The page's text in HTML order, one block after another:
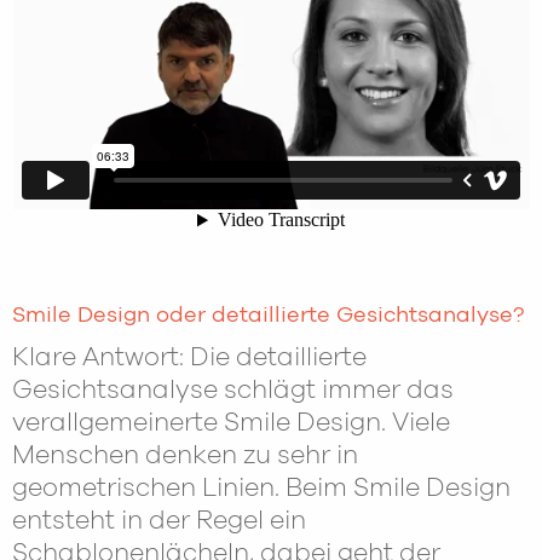
Smile Design oder detaillierte Gesichtsanalyse?
Klare Antwort: Die detaillierte
Gesichtsanalyse schlägt immer das
verallgemeinerte Smile Design. Viele
Menschen denken zu sehr in
geometrischen Linien. Beim Smile Design
entsteht in der Regel ein
Schablonenlächeln, dabei geht der